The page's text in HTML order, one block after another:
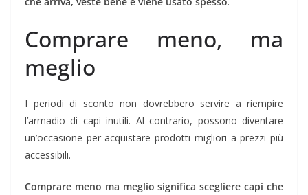
Comprare meno, ma
meglio
I periodi di sconto non dovrebbero servire a riempire
l’armadio di capi inutili. Al contrario, possono diventare
un’occasione per acquistare prodotti migliori a prezzi più
accessibili.
Comprare meno ma meglio significa scegliere capi che